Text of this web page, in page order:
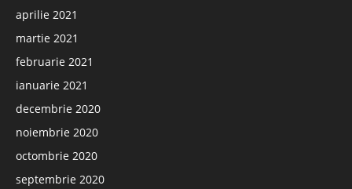
aprilie 2021
martie 2021
februarie 2021
ianuarie 2021
decembrie 2020
noiembrie 2020
octombrie 2020
septembrie 2020